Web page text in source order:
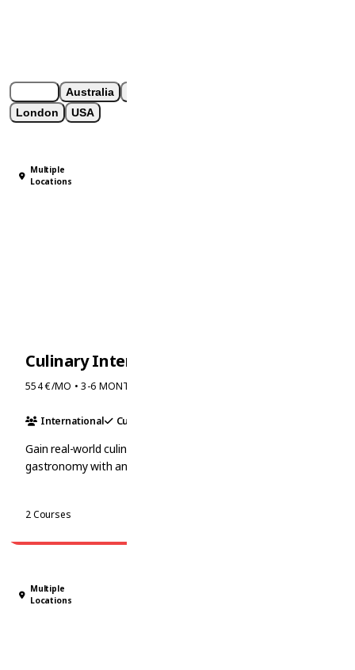
Australia
London
USA
Multiple
Locations
Culinary Internship in France
554 €/MO • 3-6 MONTHS
International Culinary
Gain real-world culinary skills and experience French
gastronomy with an i-study internship at prestigious
2 Courses
Multiple
Locations